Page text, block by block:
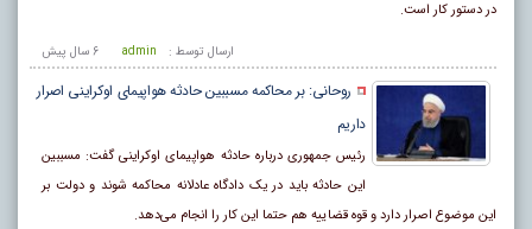
در دستور کار است.
6 سال پيش ارسال توسط : admin
روحانی: بر محاکمه مسببین حادثه هواپیمای اوکراینی اصرار
داریم
رئیس جمهوری درباره حادثه هواپیمای اوکراینی گفت: مسببین
این حادثه باید در یک دادگاه عادلانه محاکمه شوند و دولت بر
این موضوع اصرار دارد و قوه قضاییه هم حتما این کار را انجام می‌دهد.